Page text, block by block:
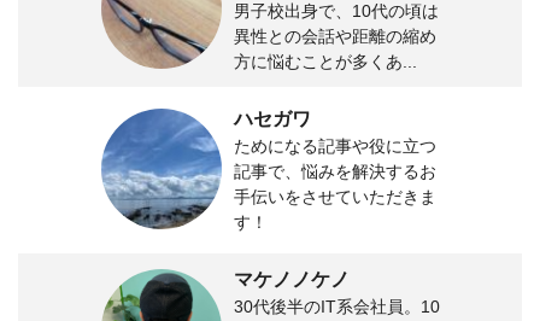
男子校出身で、10代の頃は
異性との会話や距離の縮め
方に悩むことが多くあ...
ハセガワ
ためになる記事や役に立つ
記事で、悩みを解決するお
手伝いをさせていただきま
す！
マケノノケノ
30代後半のIT系会社員。10